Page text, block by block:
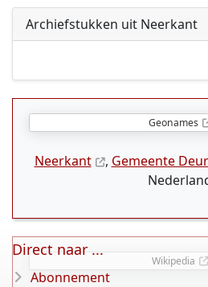
Archiefstukken uit Neerkant
Geonames
Neerkant , Gemeente
Wikipedia
Direct naar ...
Abonnement